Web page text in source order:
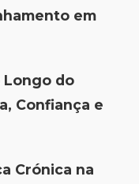
em
Longo do
Confiança e
Crónica na